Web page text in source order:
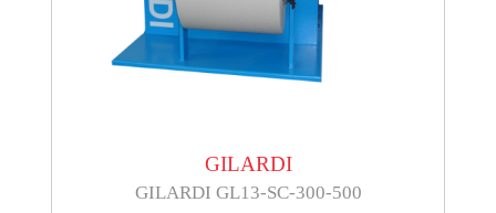
GILARDI
GILARDI GL13-SC-300-500